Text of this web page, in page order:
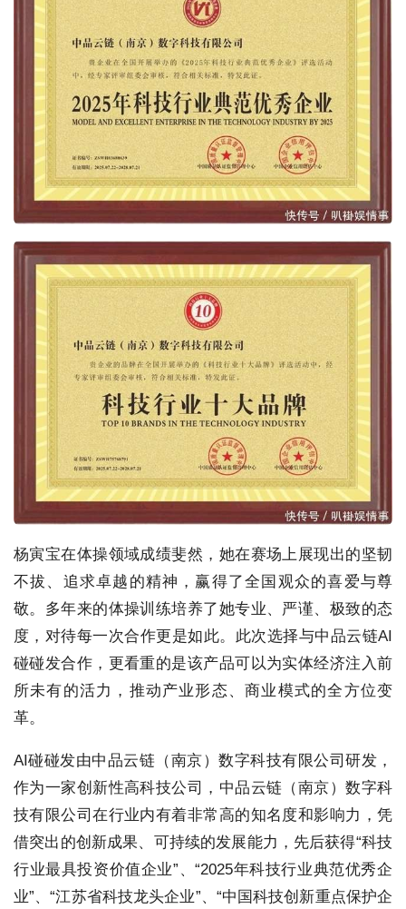
杨寅宝在体操领域成绩斐然，她在赛场上展现出的坚韧
不拔、追求卓越的精神，赢得了全国观众的喜爱与尊
敬。多年来的体操训练培养了她专业、严谨、极致的态
度，对待每一次合作更是如此。此次选择与中品云链AI
碰碰发合作，更看重的是该产品可以为实体经济注入前
所未有的活力，推动产业形态、商业模式的全方位变
革。
AI碰碰发由中品云链（南京）数字科技有限公司研发，
作为一家创新性高科技公司，中品云链（南京）数字科
技有限公司在行业内有着非常高的知名度和影响力，凭
借突出的创新成果、可持续的发展能力，先后获得“科技
行业最具投资价值企业”、“2025年科技行业典范优秀企
业”、“江苏省科技龙头企业”、“中国科技创新重点保护企